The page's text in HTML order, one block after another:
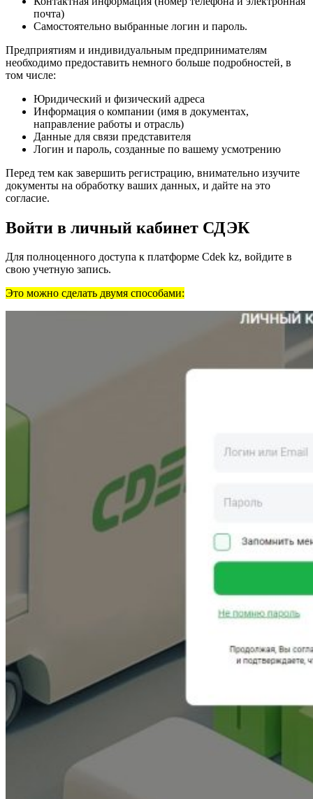
почта)
Самостоятельно выбранные логин и пароль.
Предприятиям и индивидуальным предпринимателям
необходимо предоставить немного больше подробностей, в
том числе:
Юридический и физический адреса
Информация о компании (имя в документах,
направление работы и отрасль)
Данные для связи представителя
Логин и пароль, созданные по вашему усмотрению
Перед тем как завершить регистрацию, внимательно изучите
документы на обработку ваших данных, и дайте на это
согласие.
Войти в личный кабинет СДЭК
Для полноценного доступа к платформе Cdek kz, войдите в
свою учетную запись.
Это можно сделать двумя способами: